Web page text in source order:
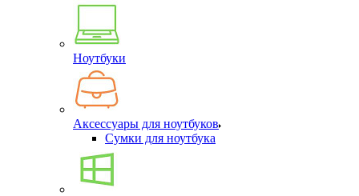
Ноутбуки
Аксессуары для ноутбуков
Сумки для ноутбука